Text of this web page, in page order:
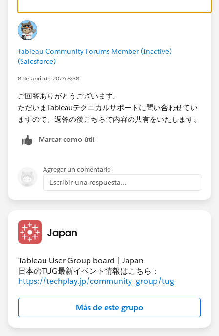
Tableau Community Forums Member (Inactive)
(Salesforce)
8 de abril de 2024 8:38
ご回答ありがとうございます。
ただいまTableauテクニカルサポートに問い合わせてい
ますので、返答の後こちらで内容の共有をいたします。
Marcar como útil
Agregar un comentario
Escribir una respuesta...
Japan
Tableau User Group board | Japan
日本のTUG最新イベント情報はこちら：
https://techplay.jp/community_group/tug
Más de este grupo